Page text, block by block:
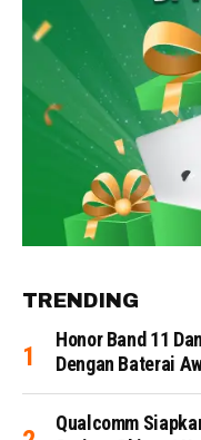
TRENDING
Honor Band 11
Dengan Baterai
Qualcomm